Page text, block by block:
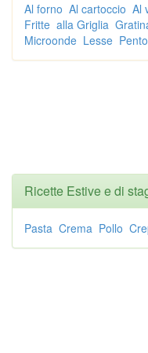
Al forno Al cartoccio Al
Fritte alla Griglia
Microonde Lesse
Ricette Estive e di
Pasta Crema Pollo